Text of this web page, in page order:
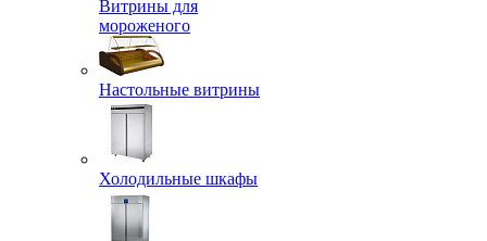
Витрины для
мороженого
Настольные витрины
Холодильные шкафы